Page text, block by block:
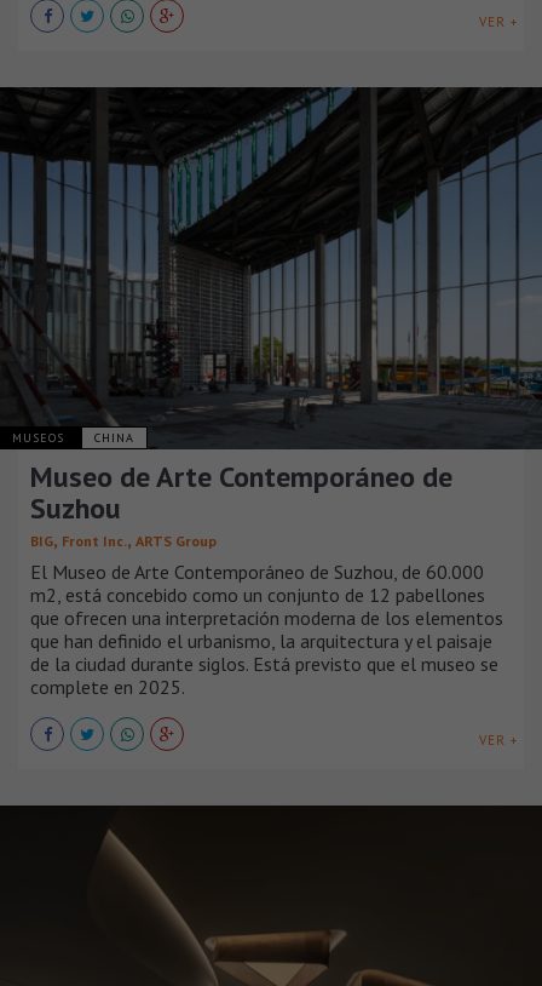
VER +
MUSEOS CHINA
Museo de Arte Contemporáneo de
Suzhou
BIG, Front Inc., ARTS Group
El Museo de Arte Contemporáneo de Suzhou, de 60.000
m2, está concebido como un conjunto de 12 pabellones
que ofrecen una interpretación moderna de los elementos
que han definido el urbanismo, la arquitectura y el paisaje
de la ciudad durante siglos. Está previsto que el museo se
complete en 2025.
VER +